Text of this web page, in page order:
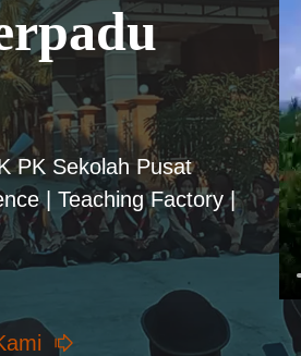
PK Sekolah Pusat
| Teaching Factory |